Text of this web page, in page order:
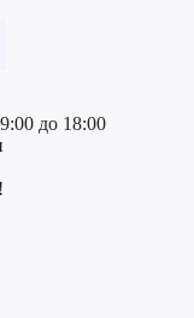
до 18:00